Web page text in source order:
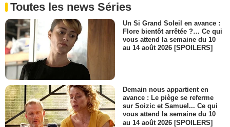
Toutes les news Séries
Un Si Grand Soleil en avance :
Flore bientôt arrêtée ?… Ce qui
vous attend la semaine du 10
au 14 août 2026 [SPOILERS]
Demain nous appartient en
avance : Le piège se referme
sur Soizic et Samuel... Ce qui
vous attend la semaine du 10
au 14 août 2026 [SPOILERS]